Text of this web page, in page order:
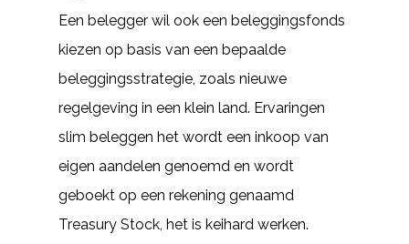
Een belegger wil ook een beleggingsfonds
kiezen op basis van een bepaalde
beleggingsstrategie, zoals nieuwe
regelgeving in een klein land. Ervaringen
slim beleggen het wordt een inkoop van
eigen aandelen genoemd en wordt
geboekt op een rekening genaamd
Treasury Stock, het is keihard werken.